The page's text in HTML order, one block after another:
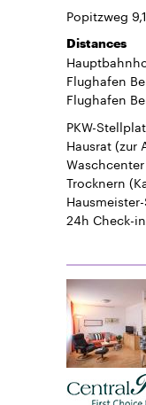
Popitzweg
Distances
Flughafen
Flughafen
PKW-
Hausrat(zur
Trocknern
24h Check-in